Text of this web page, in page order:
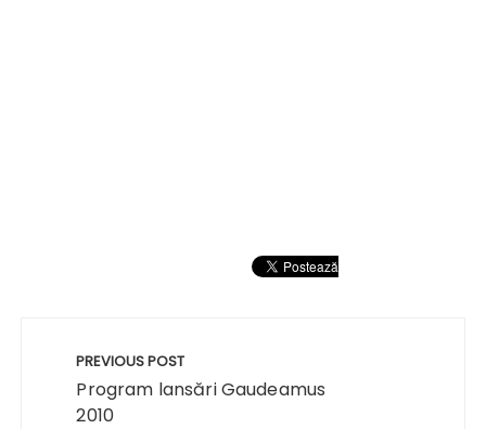
articole
PREVIOUS POST
Program lansări Gaudeamus
2010